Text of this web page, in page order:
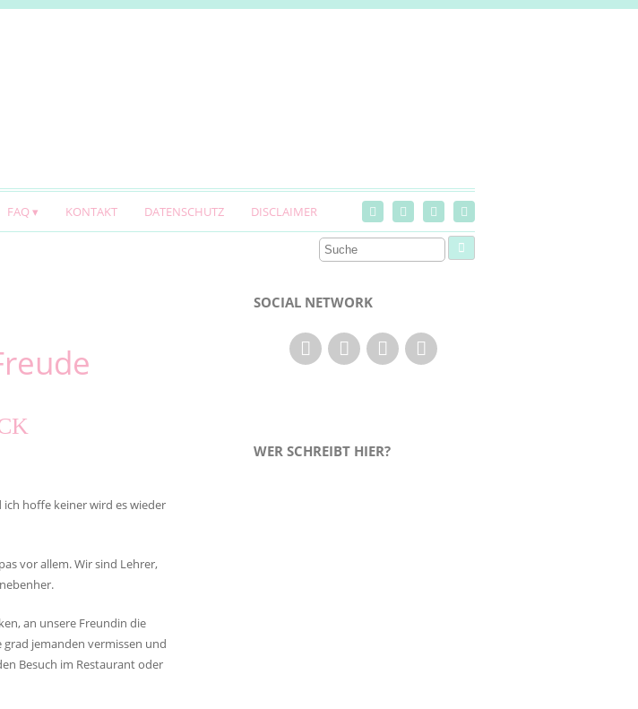
FAQ KONTAKT DATENSCHUTZ DISCLAIMER
ich hoffe keiner wird es wieder
vor allem. Wir sind Lehrer,
an unsere Freundin die
grad jemanden vermissen und
Besuch im Restaurant oder
SOCIAL NETWORK
WER SCHREIBT HIER?